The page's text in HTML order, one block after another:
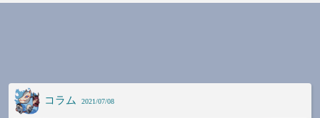
コラム 2021/07/08